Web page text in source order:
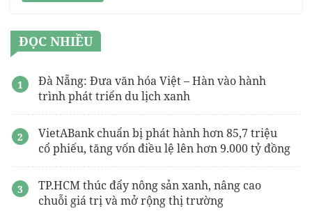
ĐỌC NHIỀU
Đà Nẵng: Đưa văn hóa Việt – Hàn vào hành
trình phát triển du lịch xanh
VietABank chuẩn bị phát hành hơn 85,7 triệu
cổ phiếu, tăng vốn điều lệ lên hơn 9.000 tỷ đồng
TP.HCM thúc đẩy nông sản xanh, nâng cao
chuỗi giá trị và mở rộng thị trường